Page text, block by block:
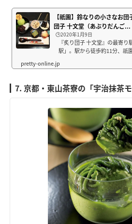
【祇園】鈴なりの小さなお
団子 十文堂（あぶりだんご...
🕒️2020年1月9日
『炙り団子 十文堂』の最寄
駅」。駅から徒歩約11分、祇
かわいらしい暖簾を発見し
7. 京都・東山茶寮の「宇治抹茶